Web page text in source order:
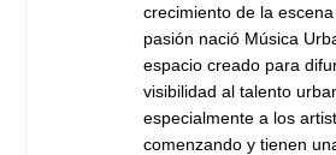
crecimiento de la
pasión nació Música
espacio creado para
visibilidad al talento
especialmente a los
comenzando y tienen